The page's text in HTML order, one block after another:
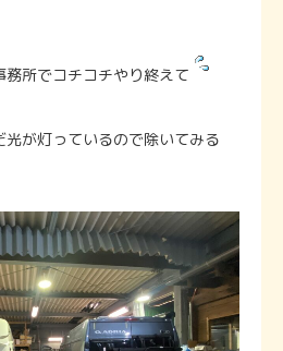
所でコチコチやり終えて
が灯っているので除いてみる